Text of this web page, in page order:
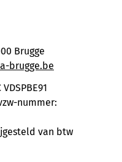
Brugge
brugge.be
nummer:
van btw